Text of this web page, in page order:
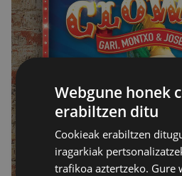
Webgune honek
erabiltzen ditu
Cookieak erabiltzen
iragarkiak
trafikoa aztertzeko. Gure